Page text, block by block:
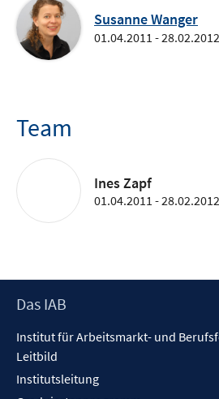
Susanne Wanger
01.04.2011 - 28.02.2012
Team
Ines Zapf
01.04.2011 - 28.02.2012
Footer
Das IAB
Institut für Arbeitsmarkt- und
Leitbild
Institutsleitung